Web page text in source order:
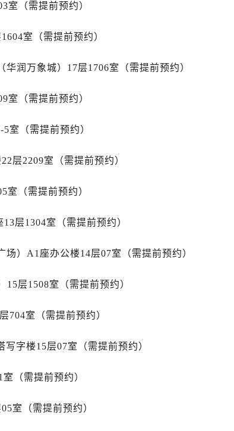
10层1002室（需提前预约）
需提前预约）
（需提前预约）
心（需提前预约）
中心（需提前预约）
售后服务中心（需提前预约）
（需提前预约）
（需提前预约）
邦售后服务中心（需提前预约）
务中心（需提前预约）
需提前预约）
需提前预约）
室（需提前预约）
室（需提前预约）
润万象城）17层1706室（需提前预约）
室（需提前预约）
室（需提前预约）
层2209室（需提前预约）
室（需提前预约）
层1304室（需提前预约）
）A1座办公楼14层07室（需提前预约）
层1508室（需提前预约）
704室（需提前预约）
字楼15层07室（需提前预约）
（需提前预约）
室（需提前预约）